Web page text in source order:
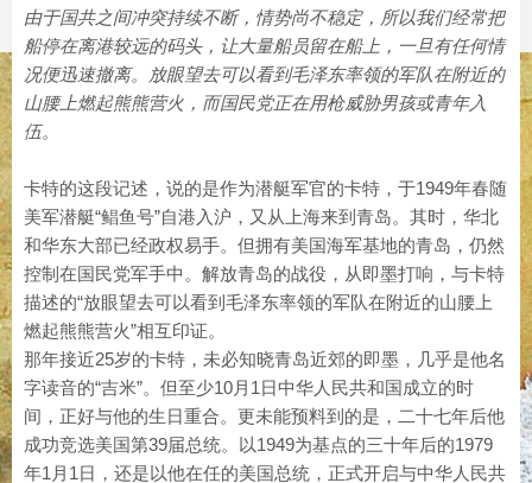
由于国共之间冲突持续不断，情势尚不稳定，所以我们经常把
船停在离港较远的码头，让大量船员留在船上，一旦有任何情
况便迅速撤离。放眼望去可以看到毛泽东率领的军队在附近的
山腰上燃起熊熊营火，而国民党正在用枪威胁男孩或青年入
伍。
卡特的这段记述，说的是作为潜艇军官的卡特，于‌1949年春随
美军潜艇“鲳鱼号”自港入沪，又从上海来到青岛。其时，华北
和华东大部已经政权易手。但拥有美国海军基地的青岛，仍然
控制在国民党军手中。解放青岛的战役，从即墨打响，与卡特
描述的“放眼望去可以看到毛泽东率领的军队在附近的山腰上
燃起熊熊营火”相互印证。
那年接近25岁的卡特，未必知晓青岛近郊的即墨，几乎是他名
字读音的“吉米”。但至少10月1日中华人民共和国成立的时
间，正好与他的生日重合。更未能预料到的是，二十七年后他
成功竞选美国第39届总统。以1949为基点的三十年后的1979
年1月1日，还是以他在任的美国总统，正式开启与中华人民共